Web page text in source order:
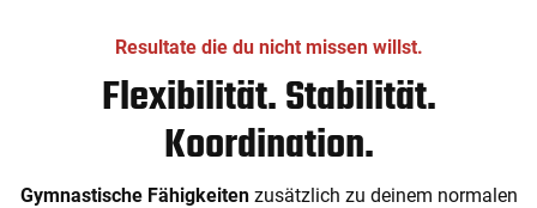
Resultate die du nicht missen willst.
Flexibilität. Stabilität.
Koordination.
Gymnastische Fähigkeitenzusätzlich zu deinem normalen